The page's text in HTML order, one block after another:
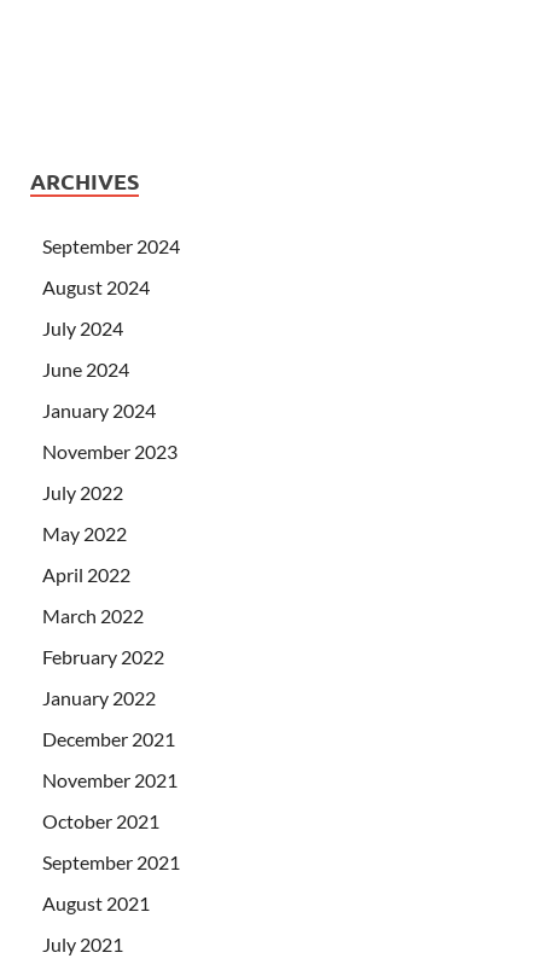
ARCHIVES
September 2024
August 2024
July 2024
June 2024
January 2024
November 2023
July 2022
May 2022
April 2022
March 2022
February 2022
January 2022
December 2021
November 2021
October 2021
September 2021
August 2021
July 2021